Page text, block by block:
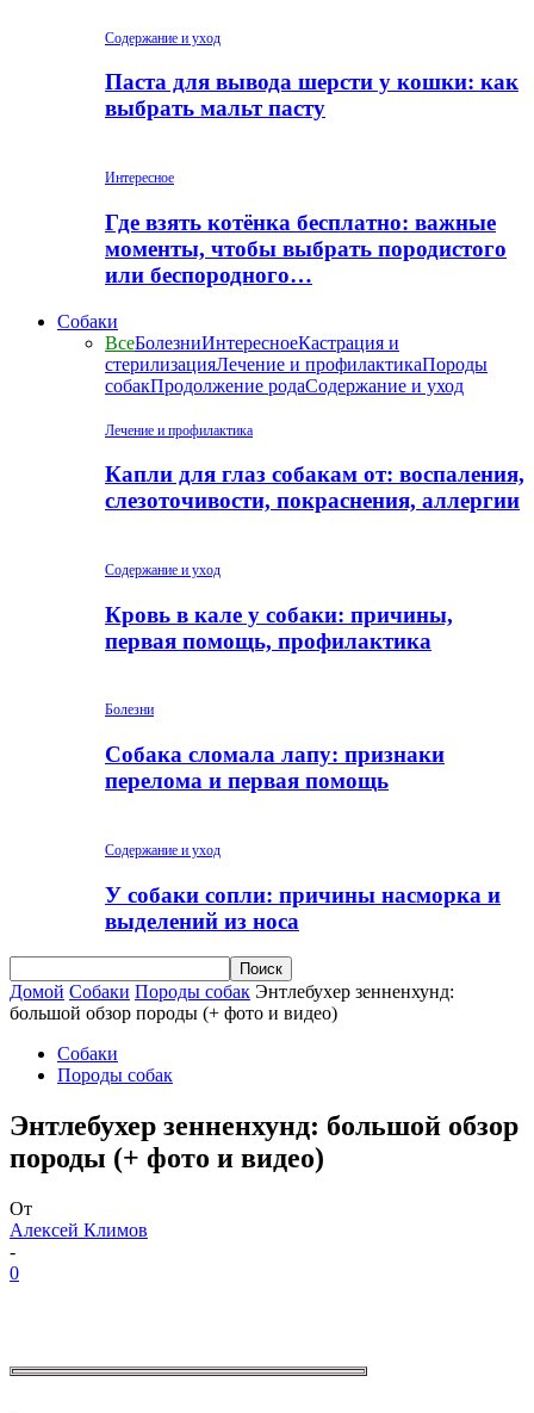
Содержание и уход
Паста для вывода шерсти у кошки: как
выбрать мальт пасту
Интересное
Где взять котёнка бесплатно: важные
моменты, чтобы выбрать породистого
или беспородного…
Собаки
ВсеБолезниИнтересноеКастрация и
стерилизацияЛечение и профилактикаПороды
собакПродолжение родаСодержание и уход
Лечение и профилактика
Капли для глаз собакам от: воспаления,
слезоточивости, покраснения, аллергии
Содержание и уход
Кровь в кале у собаки: причины,
первая помощь, профилактика
Болезни
Собака сломала лапу: признаки
перелома и первая помощь
Содержание и уход
У собаки сопли: причины насморка и
выделений из носа
Домой Собаки Породы собак Энтлебухер зенненхунд:
большой обзор породы (+ фото и видео)
Собаки
Породы собак
Энтлебухер зенненхунд: большой обзор
породы (+ фото и видео)
От
Алексей Климов
-
0